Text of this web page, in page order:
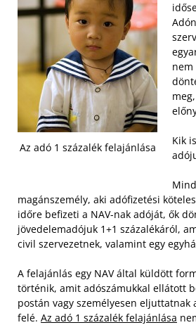
Az adó 1 százalék felajánlása
nem
Kik
magánszemély, aki adófizetési
időre befizeti a NAV-nak adóját, ők
jövedelemadójuk 1+1 százalékáról,
civil szervezetnek, valamint egy
A felajánlás egy NAV által küldött
történik, amit adószámukkal ellátott
postán vagy személyesen eljuttatnak
felé. Az adó 1 százalék felajánlása